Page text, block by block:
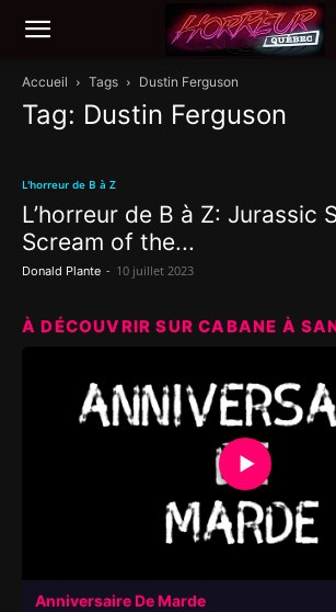
Accueil Tags Dustin Ferguson
Tag: Dustin Ferguson
L'horreur de B à Z
L’horreur de B à Z: Jurassic
Scream of the...
Donald Plante - 10 juillet 2023
À DÉCOUVRIR SUR CABANE À
▶
Anniversaire De Marde